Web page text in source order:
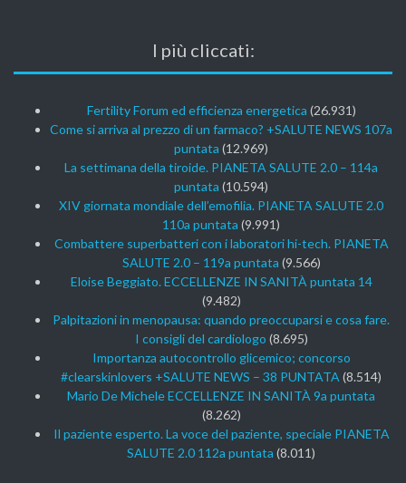
I più cliccati:
Fertility Forum ed efficienza energetica (26.931)
Come si arriva al prezzo di un farmaco? +SALUTE NEWS 107a
puntata (12.969)
La settimana della tiroide. PIANETA SALUTE 2.0 – 114a
puntata (10.594)
XIV giornata mondiale dell’emofilia. PIANETA SALUTE 2.0
110a puntata (9.991)
Combattere superbatteri con i laboratori hi-tech. PIANETA
SALUTE 2.0 – 119a puntata (9.566)
Eloise Beggiato. ECCELLENZE IN SANITÀ puntata 14
(9.482)
Palpitazioni in menopausa: quando preoccuparsi e cosa fare.
I consigli del cardiologo (8.695)
Importanza autocontrollo glicemico; concorso
#clearskinlovers +SALUTE NEWS – 38 PUNTATA(8.514)
Mario De Michele ECCELLENZE IN SANITÀ 9a puntata
(8.262)
Il paziente esperto. La voce del paziente, speciale PIANETA
SALUTE 2.0 112a puntata (8.011)